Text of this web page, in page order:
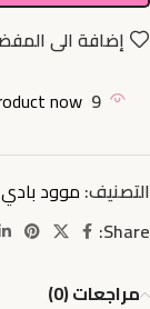
إضافة الى
9
now!
التصنيف: موود
Share:
مراجعات (0)